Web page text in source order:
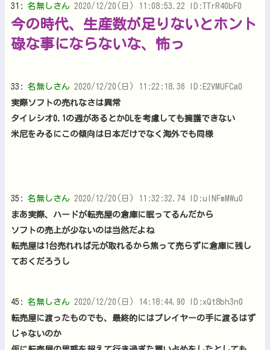
31: 名無しさん 2020/12/20(日) 11:08:53.22 ID:TTrR40bF0
今の時代、生産数が足りないとホント
碌な事にならないな、怖っ
33: 名無しさん 2020/12/20(日) 11:22:18.36 ID:E2VMUFCa0
実際ソフトの売れなさは異常
タイレシオ0.1の週があるとかDLを考慮しても擁護できない
米尼をみるにこの傾向は日本だけでなく海外でも同様
35: 名無しさん 2020/12/20(日) 11:32:32.74 ID:ulNFmMWu0
まあ実際、ハードが転売屋の倉庫に眠ってるんだから
ソフトの売上が少ないのは当然だよね
転売屋は1台売れれば元が取れるから焦って売らずに倉庫に残し
ておくだろうし
45: 名無しさん 2020/12/20(日) 14:18:44.90 ID:xQt8bh3n0
転売屋に渡ったものでも、最終的にはプレイヤーの手に渡るはず
じゃないのか